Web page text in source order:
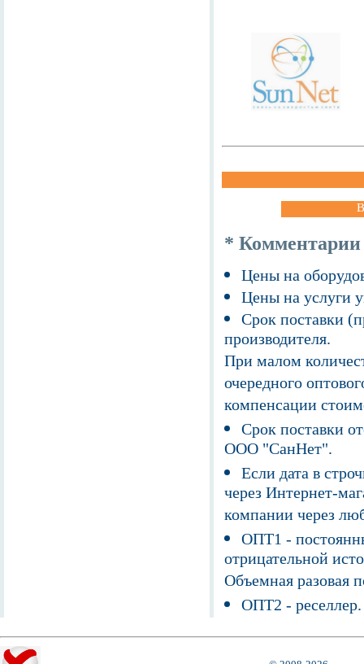
* Комментарии
Цены на
Цены на услуги
Срок поставки
производителя.
При малом
очередного
компенсации
Срок поставки
ООО "СанНет".
Если дата в
через Интернет-
компании через
ОПТ1 -
отрицательной
Объемная разовая
ОПТ2 -